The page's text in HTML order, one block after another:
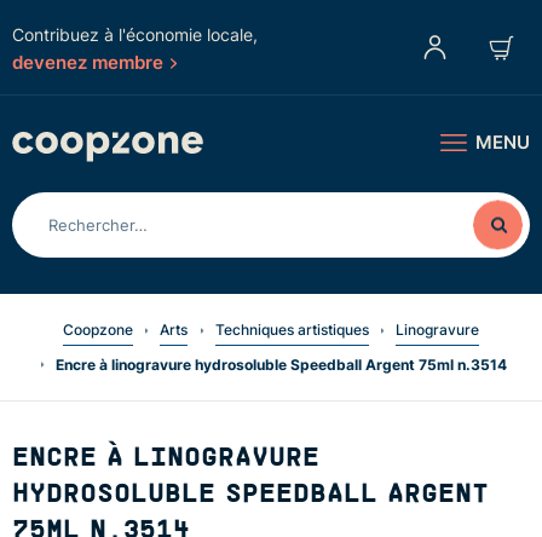
Contribuez à l'économie locale,
devenez membre
MENU
Coopzone Arts Techniques artistiques
Linogravure
Encre à linogravure hydrosoluble Speedball Argent 75ml n.3514
ENCRE À LINOGRAVURE
HYDROSOLUBLE SPEEDBALL ARGENT
75ML N.3514